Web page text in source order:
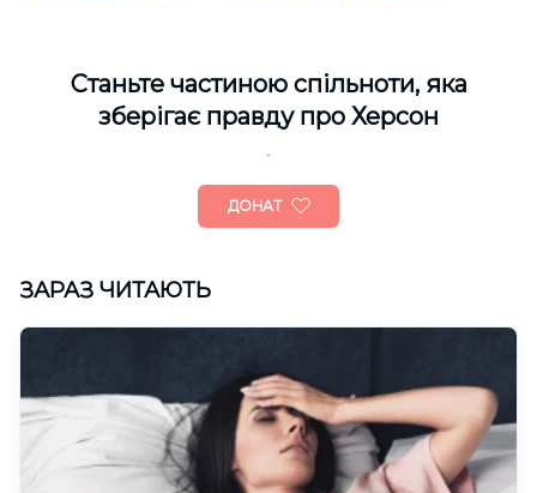
Cтаньте частиною спільноти, яка
зберігає правду про Херсон
ДОНАТ
ЗАРАЗ ЧИТАЮТЬ